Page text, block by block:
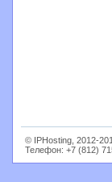
© IPHosting, 2012-
Телефон: +7 (812)